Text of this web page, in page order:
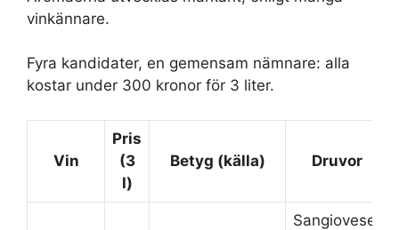
vinkännare.
Fyra kandidater, en gemensam nämnare: alla
kostar under 300 kronor för 3 liter.
Vin
Pris
(3
l)
Betyg (källa) Druvor
Sangiovese,